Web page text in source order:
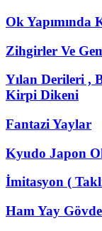
Ok Yapımında
Zihgirler Ve
Yılan Derileri ,
Kirpi Dikeni
Fantazi Yaylar
Kyudo Japon
İmitasyon (
Ham Yay